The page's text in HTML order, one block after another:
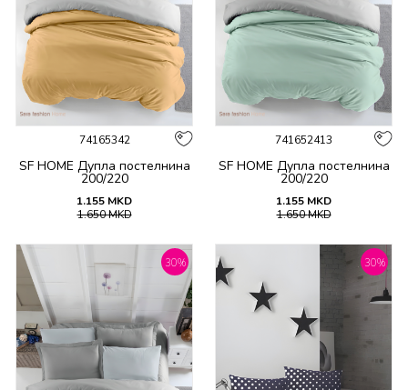
74165342
SF HOME Дупла постелнина
200/220
1.155 MKD
1.650MKD
741652413
SF HOME Дупла постелнина
200/220
1.155 MKD
1.650MKD
30% 30%